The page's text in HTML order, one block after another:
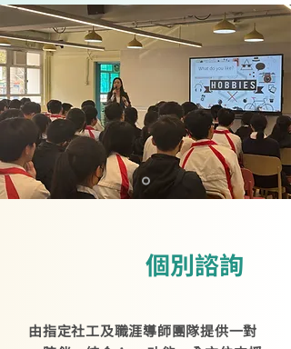
個別諮詢
由指定社工及職涯導師團隊提供一對